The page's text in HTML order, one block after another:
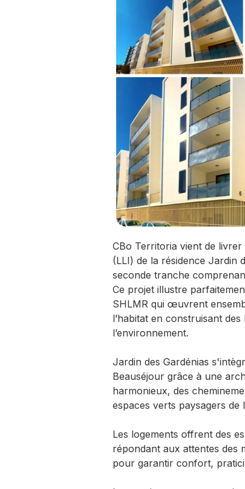
CBo Territoria vient de
(LLI) de la résidence Jardin
seconde tranche
Ce projet illustre
SHLMR qui œuvrent
l’habitat en construisant
l’environnement.
Jardin des Gardénias
Beauséjour grâce à une
harmonieux, des
espaces verts paysagers de
Les logements offrent des
répondant aux attentes des
pour garantir confort,